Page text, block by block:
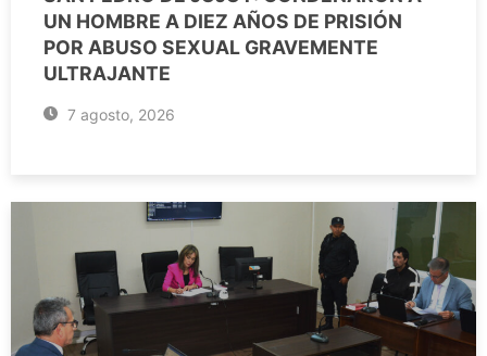
UN HOMBRE A DIEZ AÑOS DE PRISIÓN
POR ABUSO SEXUAL GRAVEMENTE
ULTRAJANTE
7 agosto, 2026